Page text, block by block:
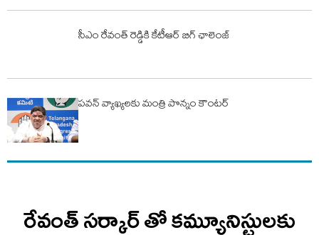
సీఎం రేవంత్ రెడ్డికి కేటీఆర్ బిగ్ ఛాలెంజ్
పవన్ వ్యాఖ్యలకు మంత్రి పొన్నం కౌంటర్
రేవంత్ సర్కార్ తో కమ్యూనిస్టులకు